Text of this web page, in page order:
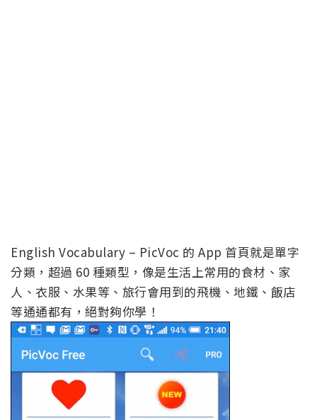
English Vocabulary – PicVoc 的 App 首頁就是單字
分類，超過 60 種類型，像是生活上常用的食材、家
人、衣服、水果等、旅行會用到的飛機、地鐵、飯店
等通通都有，絕對夠你學！